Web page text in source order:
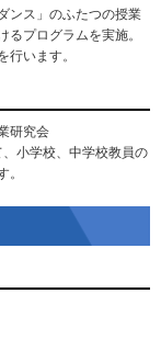
ンス」のふたつの授業
プログラムを実施。
います。
研究会
、小学校、中学校教員の
。